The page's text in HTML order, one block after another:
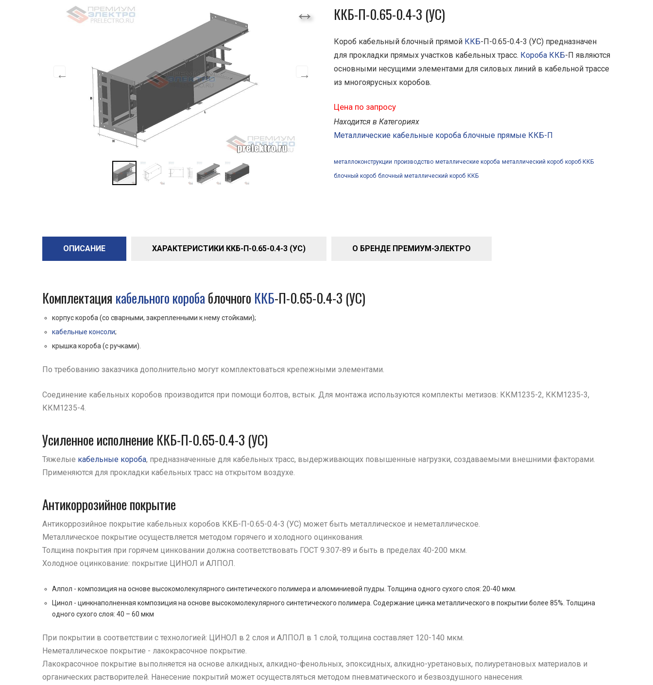
ККБ-П-0.65-0.4-3 (УС)
Короб кабельный блочный прямой ККБ-П-0.65-0.4-3 (УС) предназначен
для прокладки прямых участков кабельных трасс. Короба ККБ-П являются
основными несущими элементами для силовых линий в кабельной трассе
из многоярусных коробов.
Цена по запросу
Находится в Категориях
Металлические кабельные короба блочные прямые ККБ-П
металлоконструкции производство металлические короба металлический короб короб ККБ
блочный короб блочный металлический короб ККБ
ОПИСАНИЕ ХАРАКТЕРИСТИКИ ККБ-П-0.65-0.4-3 (УС) О БРЕНДЕ ПРЕМИУМ-ЭЛЕКТРО
Комплектация кабельного коробаблочного ККБ-П-0.65-0.4-3 (УС)
корпус короба (со сварными, закрепленными к нему стойками);
кабельные консоли;
крышка короба (с ручками).
По требованию заказчика дополнительно могут комплектоваться крепежными элементами.
Соединение кабельных коробов производится при помощи болтов, встык. Для монтажа используются комплекты метизов: ККМ1235-2, ККМ1235-3,
ККМ1235-4.
Усиленное исполнение ККБ-П-0.65-0.4-3 (УС)
Тяжелые кабельные короба, предназначенные для кабельных трасс, выдерживающих повышенные нагрузки, создаваемыми внешними факторами.
Применяются для прокладки кабельных трасс на открытом воздухе.
Антикоррозийное покрытие
Антикоррозийное покрытие кабельных коробов ККБ-П-0.65-0.4-3 (УС) может быть металлическое и неметаллическое.
Металлическое покрытие осуществляется методом горячего и холодного оцинкования.
Толщина покрытия при горячем цинковании должна соответствовать ГОСТ 9.307-89 и быть в пределах 40-200 мкм.
Холодное оцинкование: покрытие ЦИНОЛ и АЛПОЛ.
Алпол - композиция на основе высокомолекулярного синтетического полимера и алюминиевой пудры. Толщина одного сухого слоя: 20-40 мкм.
Цинол - цинкнаполненная композиция на основе высокомолекулярного синтетического полимера. Содержание цинка металлического в покрытии более 85%. Толщина
одного сухого слоя: 40 – 60 мкм
При покрытии в соответствии с технологией: ЦИНОЛ в 2 слоя и АЛПОЛ в 1 слой, толщина составляет 120-140 мкм.
Неметаллическое покрытие - лакокрасочное покрытие.
Лакокрасочное покрытие выполняется на основе алкидных, алкидно-фенольных, эпоксидных, алкидно-уретановых, полиуретановых материалов и
органических растворителей. Нанесение покрытий может осуществляться методом пневматического и безвоздушного нанесения.